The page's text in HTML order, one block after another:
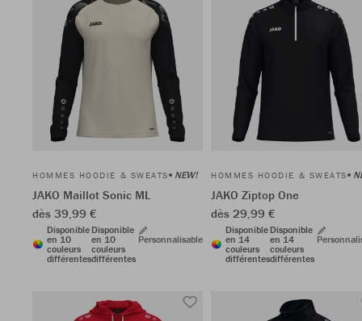
HOMMES HOODIE & SWEATS NEW!
JAKO Maillot Sonic ML
dès 39,99 €
Disponible
en 10
couleurs
différentes
Disponible
en 10
couleurs
différentes
Personnalisable
HOMMES HOODIE & SWEATS
JAKO Ziptop One
dès 29,99 €
Disponible
en 14
couleurs
différentes
Disponible
en 14
couleurs
différentes